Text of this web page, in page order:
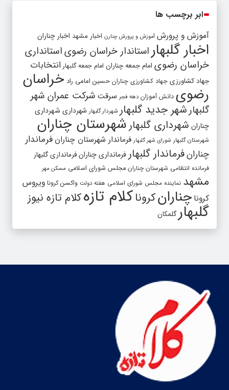
ابر برچسب ها
آموزش و پرورش آموزش و پرورش چنارن اخبار مشهد اخبار چناران
اخبار گلبهار استاندار خراسان رضویاستانداری
خراسان رضوی امام جمعه چناران امام جمعه گلبهار انتخابات
جهاد کشاورزی جهاد کشاورزی چناران حسین امامی راد خراسان
رضوی دانش آموزان دهه فجر سرقت شرکت عمران شهر
گلبهارشهر جدید گلبهار شهردار گلبهار شهرداری شهرداری
چناران شهرداری گلبهار شهرستان چناران
شهرستان گلبهار شورای شهر گلبهار فرماندار شهرستان چناران فرماندار
چنارانفرماندار گلبهار فرمانداری چنارانفرمانداری گلبهار
فرمانده انتظامی شهرستان چناران مجلس شورای اسلامی مسکن مهر
مشهد نماینده مجلس شورای اسلامی هفته دولت واکسن کرونا ویروس
کرونا چنارانکروناکلام تازهکلام تازه نیوز
گلبهارگلمکان